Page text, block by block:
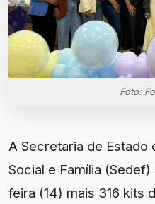
Foto:
A Secretaria de Estado
Social e Família
feira (14) mais 316 kits